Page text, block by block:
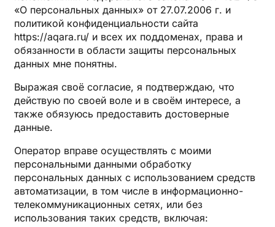
«О персональных данных» от 27.07.2006 г. и
политикой конфиденциальности сайта
https://aqara.ru/ и всех их поддоменах, права и
обязанности в области защиты персональных
данных мне понятны.
Выражая своё согласие, я подтверждаю, что
действую по своей воле и в своём интересе, а
также обязуюсь предоставить достоверные
данные.
Оператор вправе осуществлять с моими
персональными данными обработку
персональных данных с использованием средств
автоматизации, в том числе в информационно-
телекоммуникационных сетях, или без
использования таких средств, включая: